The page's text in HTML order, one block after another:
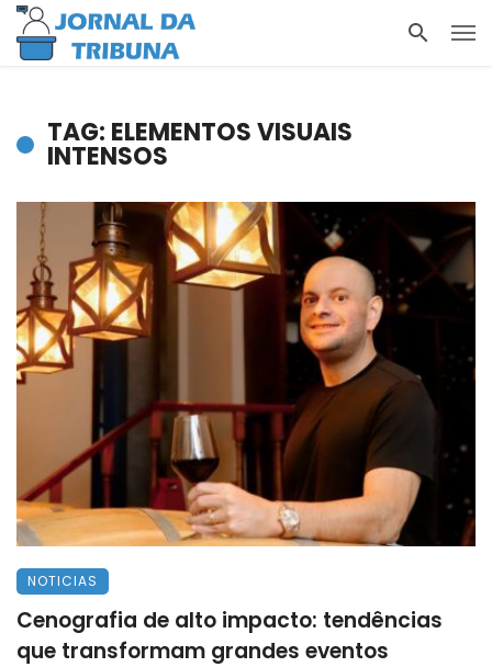
TAG: ELEMENTOS VISUAIS
INTENSOS
NOTICIAS
Cenografia de alto impacto: tendências
que transformam grandes eventos